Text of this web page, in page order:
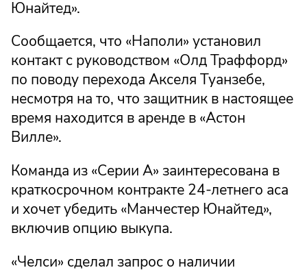
Юнайтед».
Сообщается, что «Наполи» установил
контакт с руководством «Олд Траффорд»
по поводу перехода Акселя Туанзебе,
несмотря на то, что защитник в настоящее
время находится в аренде в «Астон
Вилле».
Команда из «Серии А» заинтересована в
краткосрочном контракте 24-летнего аса
и хочет убедить «Манчестер Юнайтед»,
включив опцию выкупа.
«Челси» сделал запрос о наличии